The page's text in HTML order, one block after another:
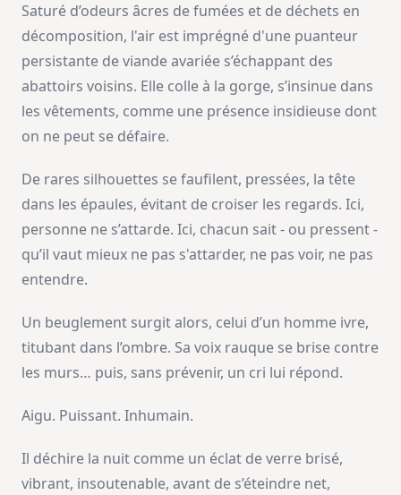
Saturé d’odeurs âcres de fumées et de déchets en
décomposition, l'air est imprégné d'une puanteur
persistante de viande avariée s’échappant des
abattoirs voisins. Elle colle à la gorge, s’insinue dans
les vêtements, comme une présence insidieuse dont
on ne peut se défaire.
De rares silhouettes se faufilent, pressées, la tête
dans les épaules, évitant de croiser les regards. Ici,
personne ne s’attarde. Ici, chacun sait - ou pressent -
qu’il vaut mieux ne pas s'attarder, ne pas voir, ne pas
entendre.
Un beuglement surgit alors, celui d’un homme ivre,
titubant dans l’ombre. Sa voix rauque se brise contre
les murs… puis, sans prévenir, un cri lui répond.
Aigu. Puissant. Inhumain.
Il déchire la nuit comme un éclat de verre brisé,
vibrant, insoutenable, avant de s’éteindre net,